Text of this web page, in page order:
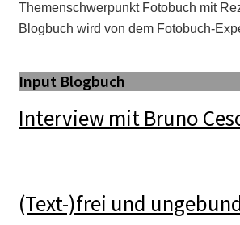
Themenschwerpunkt Fotobuch mit
Blogbuch wird von dem Fotobuch-
Input Blogbuch
Interview mit Bruno
(Text-)frei und